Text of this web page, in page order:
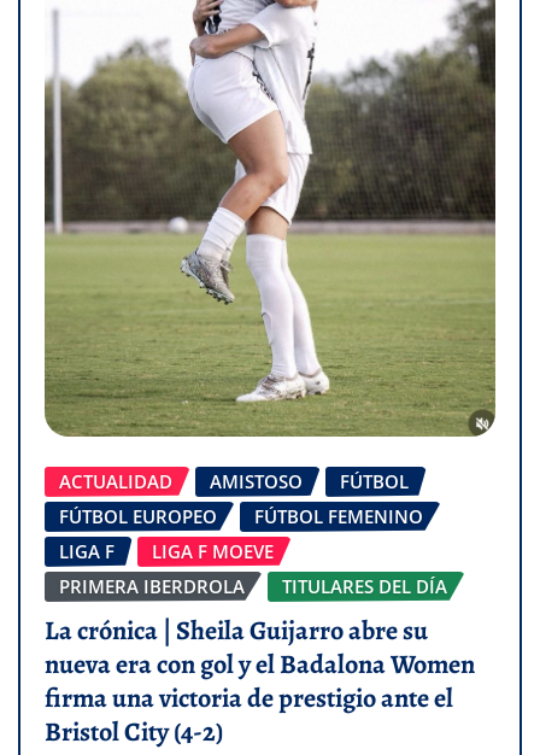
ACTUALIDAD AMISTOSO
FÚTBOL
FÚTBOL EUROPEO
FÚTBOL FEMENINO
LIGA F
LIGA F MOEVE
PRIMERA IBERDROLA
TITULARES DEL DÍA
La crónica | Sheila Guijarro abre su
nueva era con gol y el Badalona Women
firma una victoria de prestigio ante el
Bristol City (4-2)